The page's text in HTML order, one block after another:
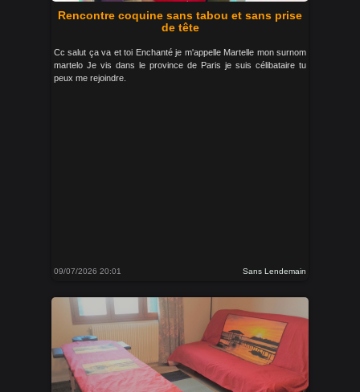
Rencontre coquine sans tabou et sans prise
de tête
Cc salut ça va et toi Enchanté je m'appelle Martelle mon surnom
martelo Je vis dans le province de Paris je suis célibataire tu
peux me rejoindre.
09/07/2026 20:01 Sans Lendemain